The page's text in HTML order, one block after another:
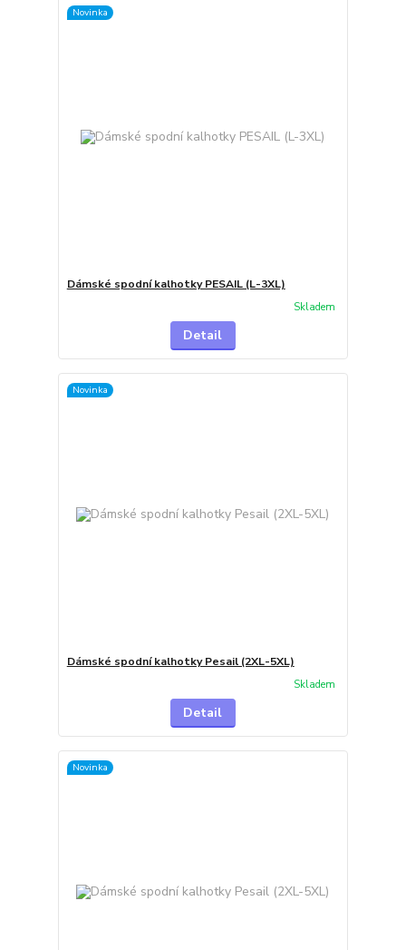
Novinka
Dámské spodní kalhotky PESAIL (L-3XL)
Skladem
Detail
Novinka
Dámské spodní kalhotky Pesail (2XL-5XL)
Skladem
Detail
Novinka